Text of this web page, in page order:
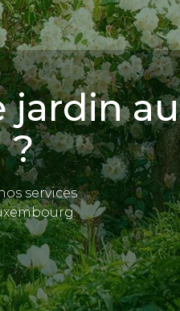
jardin au
?
services